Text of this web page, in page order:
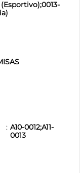
A10-0012;A11-
0013